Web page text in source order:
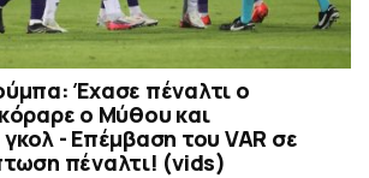
Έχασε πέναλτι ο
ο Μύθου και
- Επέμβαση του VAR σε
πέναλτι! (vids)